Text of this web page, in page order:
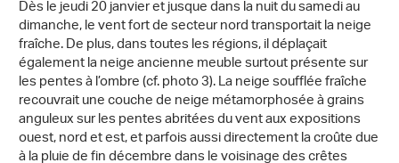
Dès le jeudi 20 janvier et jusque dans la nuit du samedi au
dimanche, le vent fort de secteur nord transportait la neige
fraîche. De plus, dans toutes les régions, il déplaçait
également la neige ancienne meuble surtout présente sur
les pentes à l’ombre (cf. photo 3). La neige soufflée fraîche
recouvrait une couche de neige métamorphosée à grains
anguleux sur les pentes abritées du vent aux expositions
ouest, nord et est, et parfois aussi directement la croûte due
à la pluie de fin décembre dans le voisinage des crêtes